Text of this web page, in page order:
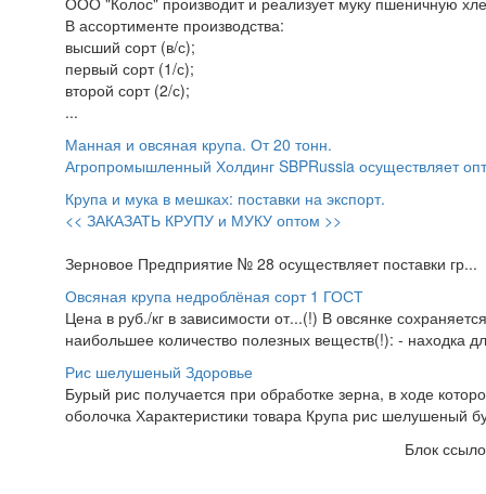
В ассортименте производства:
высший сорт (в/с);
первый сорт (1/с);
второй сорт (2/с);
...
Манная и овсяная крупа. От 20 тонн.
Агропромышленный Холдинг SBPRussia осуществляет
Крупа и мука в мешках: поставки на экспорт.
<< ЗАКАЗАТЬ КРУПУ и МУКУ оптом >>
Зерновое Предприятие № 28 осуществляет поставки гр...
Овсяная крупа недроблёная сорт 1 ГОСТ
Цена в руб./кг в зависимости от...(!) В овсянке
наибольшее количество полезных веществ(!): - находка
Рис шелушеный Здоровье
Бурый рис получается при обработке зерна, в ходе
оболочка Характеристики товара Крупа рис шелушеный
Блок